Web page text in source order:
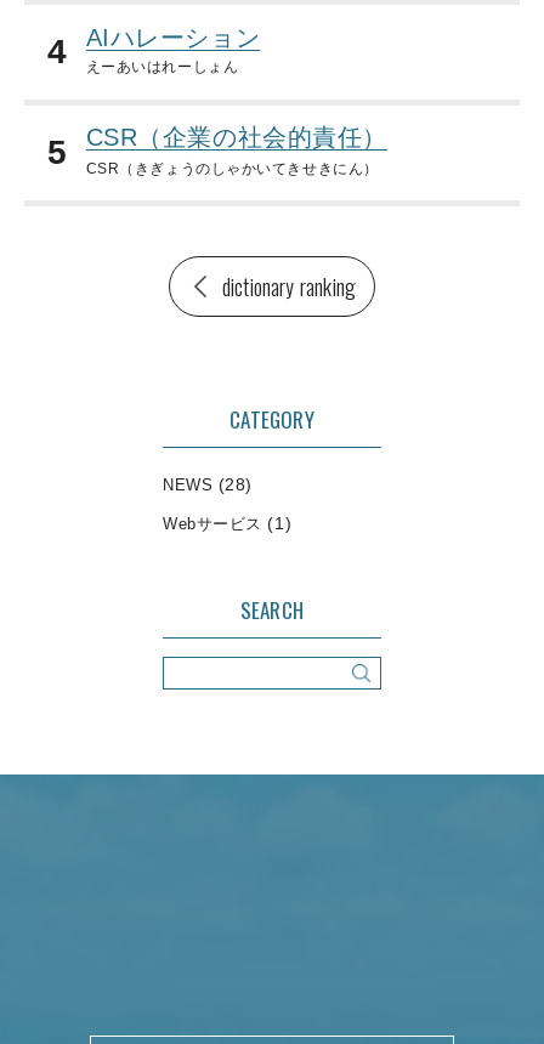
4 AIハレーション
えーあいはれーしょん
5 CSR（企業の社会的責任）
CSR（きぎょうのしゃかいてきせきにん）
dictionary ranking
CATEGORY
NEWS (28)
Webサービス (1)
SEARCH